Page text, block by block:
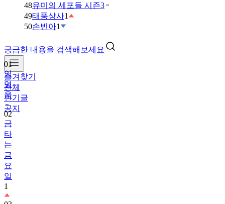
48유미의 세포들 시즌3
49태풍상사1
50손빈아1
궁금한 내용을 검색해보세요
즐겨찾기
전체
인기글
공지
01
임
영
웅
02
금
타
는
금
요
일
1